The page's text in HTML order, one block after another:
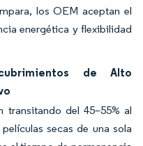
los OEM aceptan el
energética y flexibilidad
de Alto
transitando del 45–55% al
secas de una sola